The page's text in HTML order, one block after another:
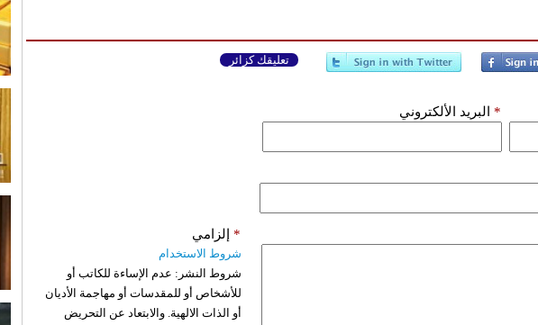
تعليقك كزائر
البريد الألكتروني *
إلزامي *
شروط الاستخدام
شروط النشر: عدم الإساءة للكاتب أو
للأشخاص أو للمقدسات أو مهاجمة الأديان
أو الذات الالهية. والابتعاد عن التحريض